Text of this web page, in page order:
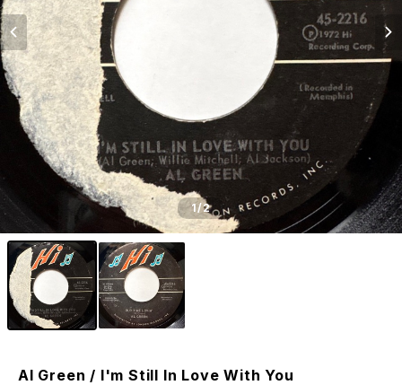
1/2
Al Green / I'm Still In Love With You